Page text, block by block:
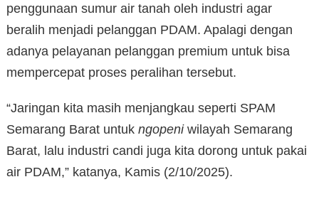
penggunaan sumur air tanah oleh industri agar
beralih menjadi pelanggan PDAM. Apalagi dengan
adanya pelayanan pelanggan premium untuk bisa
mempercepat proses peralihan tersebut.
“Jaringan kita masih menjangkau seperti SPAM
Semarang Barat untuk ngopeniwilayah Semarang
Barat, lalu industri candi juga kita dorong untuk pakai
air PDAM,” katanya, Kamis (2/10/2025).